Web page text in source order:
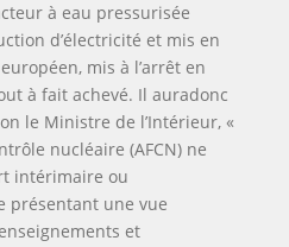
à eau pressurisée
d’électricité et mis en
mis à l’arrêt en
à fait achevé. Il auradonc
le Ministre de l’Intérieur, «
nucléaire (AFCN) ne
intérimaire ou
présentant une vue
et